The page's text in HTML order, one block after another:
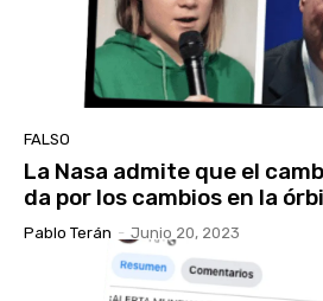
FALSO
La Nasa admite que el
da por los cambios en la
Pablo Terán - Junio 20, 2023